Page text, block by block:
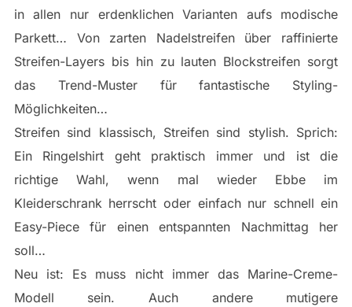
in allen nur erdenklichen Varianten aufs modische
Parkett… Von zarten Nadelstreifen über raffinierte
Streifen-Layers bis hin zu lauten Blockstreifen sorgt
das Trend-Muster für fantastische Styling-
Möglichkeiten…
Streifen sind klassisch, Streifen sind stylish. Sprich:
Ein Ringelshirt geht praktisch immer und ist die
richtige Wahl, wenn mal wieder Ebbe im
Kleiderschrank herrscht oder einfach nur schnell ein
Easy-Piece für einen entspannten Nachmittag her
soll…
Neu ist: Es muss nicht immer das Marine-Creme-
Modell sein. Auch andere mutigere